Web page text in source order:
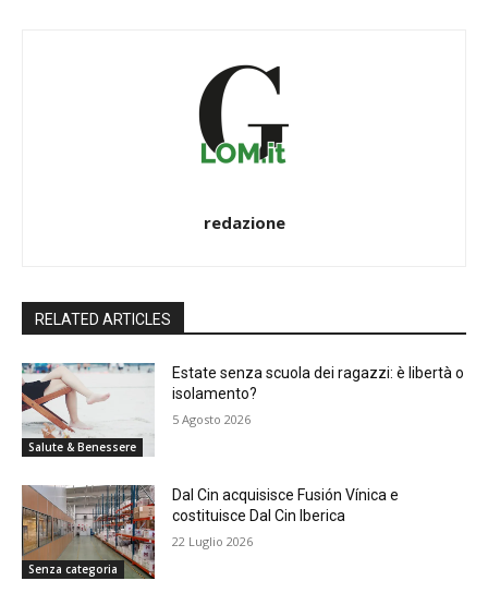
redazione
RELATED ARTICLES
Salute & Benessere
Estate senza scuola dei ragazzi: è libertà o
isolamento?
5 Agosto 2026
Senza categoria
Dal Cin acquisisce Fusión Vínica e
costituisce Dal Cin Iberica
22 Luglio 2026